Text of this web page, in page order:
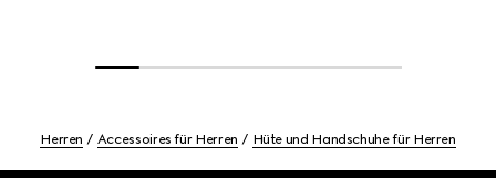
Herren Accessoires für Herren Hüte und Handschuhe für Herren